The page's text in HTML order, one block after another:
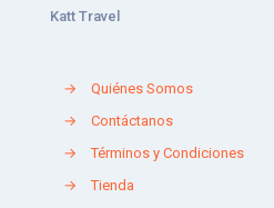
Katt Travel
→
Quiénes Somos
→
Contáctanos
→
Términos y Condiciones
→
Tienda